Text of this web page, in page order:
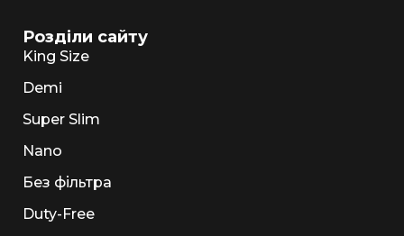
Розділи сайту
King Size
Demi
Super Slim
Nano
Без фільтра
Duty-Free